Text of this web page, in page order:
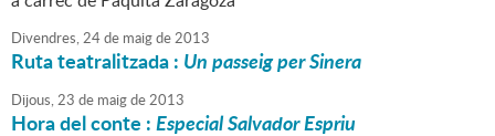
Divendres,24de maigde2013
Ruta teatralitzada : Un passeig per Sinera
Dijous,23 de maigde2013
Hora del conte :Especial Salvador Espriu